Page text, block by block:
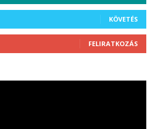
KÖVETÉS
FELIRATKOZÁS